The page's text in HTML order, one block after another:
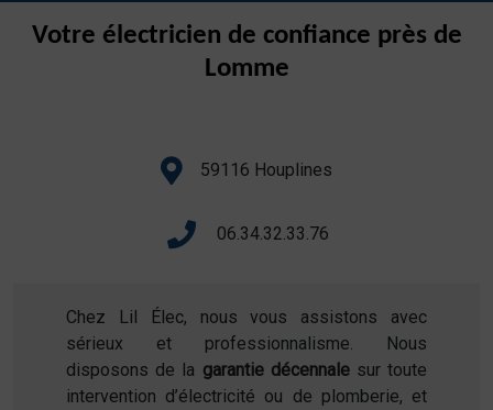
Votre électricien de confiance près de
Lomme
59116 Houplines
06.34.32.33.76
Chez Lil Élec, nous vous assistons avec
sérieux et professionnalisme. Nous
disposons de la garantie décennalesur toute
intervention d’électricité ou de plomberie, et